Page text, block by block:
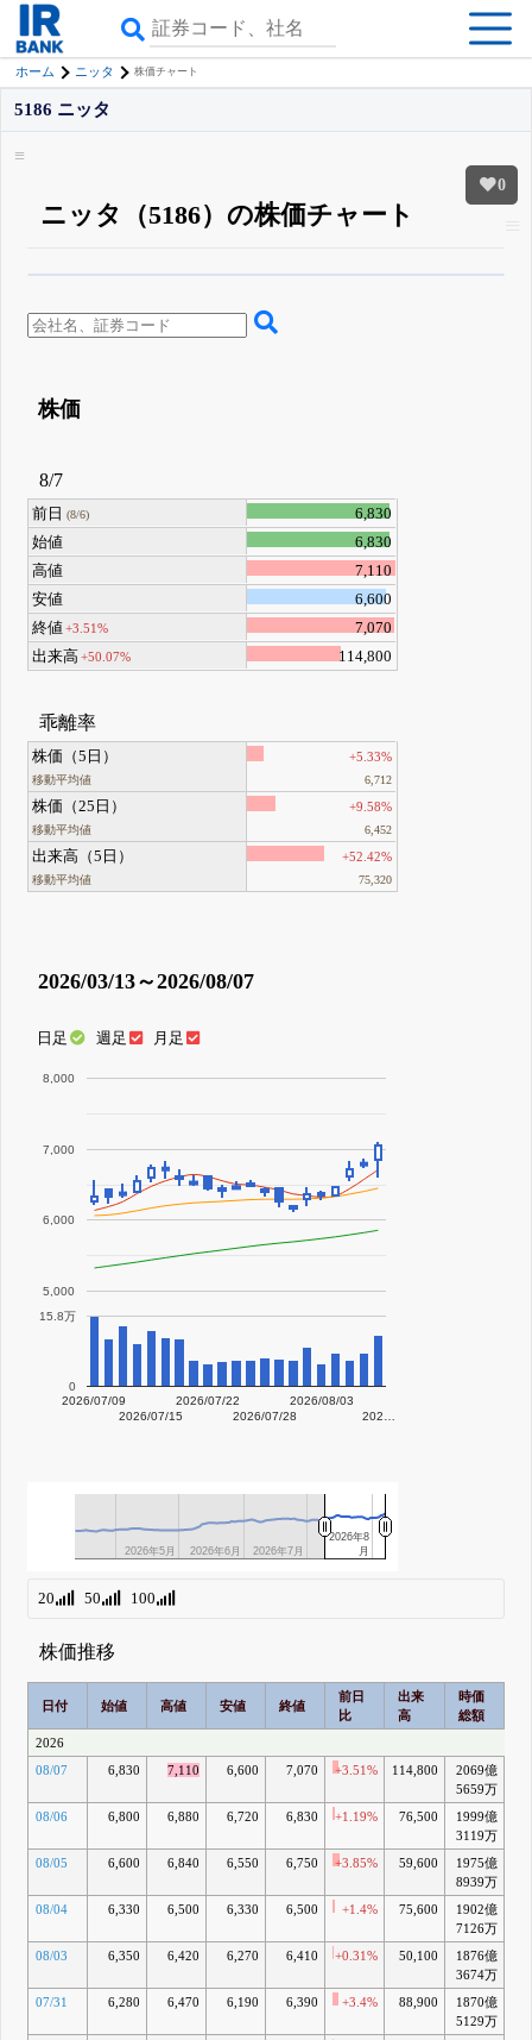
ホーム ニッタ 株価チャート
0
5186 ニッタ
ニッタ（5186）の株価チャート
詳しく見られる無料でβ版をはじめる
登録すると永久30%OFFと米株版の先行利用も付きます
株価
8/7
前日 (8/6)
6,830
始値
6,830
高値
7,110
安値
6,600
終値+3.51%
7,070
出来高 +50.07% 114,800
乖離率
株価（5日）
移動平均値
+5.33%
6,712
株価（25日）
移動平均値
+9.58%
6,452
出来高（5日）
移動平均値
+52.42%
75,320
2026/03/13～2026/08/07
日足 週足 月足
5,000
6,000
7,000
8,000
2026/07/09
2026/07/15
2026/07/22
2026/07/28
2026/08/03
202…
0
15.8万
2026年5月
2026年5月 2026年6月
2026年6月 2026年7月
2026年7月 月月
2026年8
2026年8
20 50 100
株価推移
日付 始値 高値 安値 終値
前日
比
出来
高
時価
総額
2026
08/07
6,830 7,110 6,600 7,070 +3.51% 114,800
2069億
5659万
08/06 6,800 6,880 6,720 6,830 +1.19% 76,500
1999億
3119万
08/05 6,600 6,840 6,550 6,750 +3.85% 59,600
1975億
8939万
08/04
6,330 6,500 6,330 6,500 +1.4% 75,600
1902億
7126万
08/03 6,350 6,420 6,270 6,410 +0.31% 50,100
1876億
3674万
07/31 6,280 6,470 6,190 6,390 +3.4% 88,900
1870億
5129万